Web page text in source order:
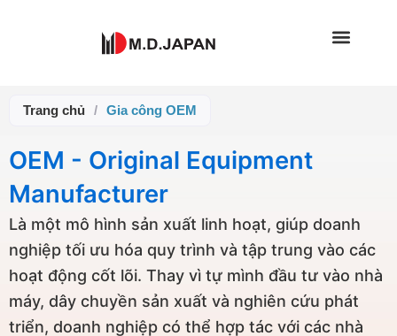
Trang chủ / Gia công OEM
OEM - Original Equipment
Manufacturer
Là một mô hình sản xuất linh hoạt, giúp doanh
nghiệp tối ưu hóa quy trình và tập trung vào các
hoạt động cốt lõi. Thay vì tự mình đầu tư vào nhà
máy, dây chuyền sản xuất và nghiên cứu phát
triển, doanh nghiệp có thể hợp tác với các nhà